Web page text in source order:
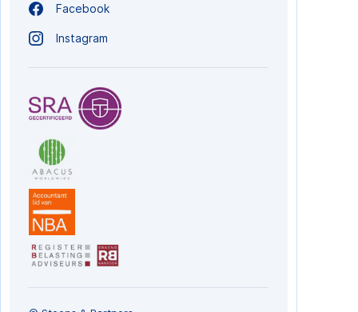
Facebook
Instagram